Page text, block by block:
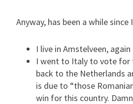
Anyway, has been a while
I live in Amstelveen, again
I went to Italy to vote for
back to the Netherlands
is due to “those
win for this country.